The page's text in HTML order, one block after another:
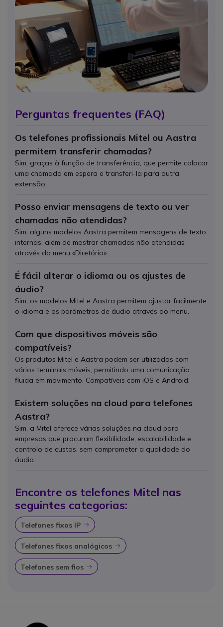
Perguntas frequentes (FAQ)
Os telefones profissionais Mitel ou Aastra
permitem transferir chamadas?
Sim, graças à função de transferência, que permite colocar
uma chamada em espera e transferi-la para outra
extensão.
Posso enviar mensagens de texto ou ver
chamadas não atendidas?
Sim, alguns modelos Aastra permitem mensagens de texto
internas, além de mostrar chamadas não atendidas
através do menu «Diretório».
É fácil alterar o idioma ou os ajustes de
áudio?
Sim, os modelos Mitel e Aastra permitem ajustar facilmente
o idioma e os parâmetros de áudio através do menu.
Com que dispositivos móveis são
compatíveis?
Os produtos Mitel e Aastra podem ser utilizados com
vários terminais móveis, permitindo uma comunicação
fluida em movimento. Compatíveis com iOS e Android.
Existem soluções na cloud para telefones
Aastra?
Sim, a Mitel oferece várias soluções na cloud para
empresas que procuram flexibilidade, escalabilidade e
controlo de custos, sem comprometer a qualidade do
áudio.
Encontre os telefones Mitel nas
seguintes categorias:
Telefones fixos IP Icon
Telefones fixos analógicos Icon
Telefones sem fios Icon